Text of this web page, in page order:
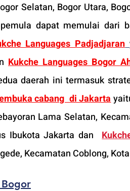
Selatan, Bogor Utara,
dapat memulai dari
Languages Padjadjaran
Kukche Languages Bogor
daerah ini termasuk
cabang  di Jakarta
Lama Selatan,
Ibukota Jakarta dan
Kecamatan Coblong,
Bogor